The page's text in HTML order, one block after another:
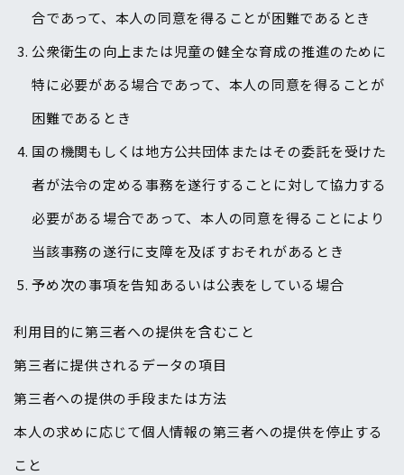
合であって、本人の同意を得ることが困難であるとき
公衆衛生の向上または児童の健全な育成の推進のために
特に必要がある場合であって、本人の同意を得ることが
困難であるとき
国の機関もしくは地方公共団体またはその委託を受けた
者が法令の定める事務を遂行することに対して協力する
必要がある場合であって、本人の同意を得ることにより
当該事務の遂行に支障を及ぼすおそれがあるとき
予め次の事項を告知あるいは公表をしている場合
利用目的に第三者への提供を含むこと
第三者に提供されるデータの項目
第三者への提供の手段または方法
本人の求めに応じて個人情報の第三者への提供を停止する
こと